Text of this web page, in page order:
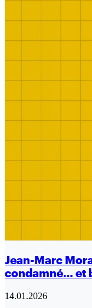
Jean-Marc
condamné… et
14.01.2026